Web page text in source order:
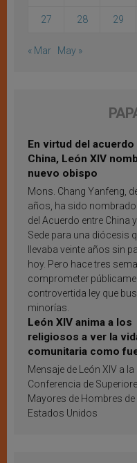
27 28 29
« Mar May »
En virtud del acuerdo
China, León XIV
nuevo obispo
Mons. Chang Yanfeng,
años, ha sido nombrado
del Acuerdo entre China
Sede para una diócesis
llevaba veinte años sin
hoy. Pero hace tres
comprometer
controvertida ley que
minorías.
León XIV anima a los
religiosos a ver la
comunitaria como
inspiración y
Mensaje de León XIV a la
Conferencia de
Mayores de Hombres de
Estados Unidos